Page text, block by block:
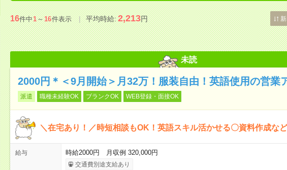
16件中1～16件表示 平均時給:2,213円
未読
2000円＊＜9月開始＞月32万！服装自由！英語使用の営業
派遣 職種未経験OK ブランクOK WEB登録・面接OK
＼在宅あり！／時短相談もOK！英語スキル活かせる〇資料作成など
給与 時給2000円 月収例 320,000円
交通費別途支給あり